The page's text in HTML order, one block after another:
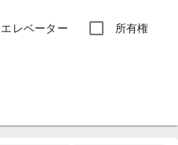
エレベーター 所有権